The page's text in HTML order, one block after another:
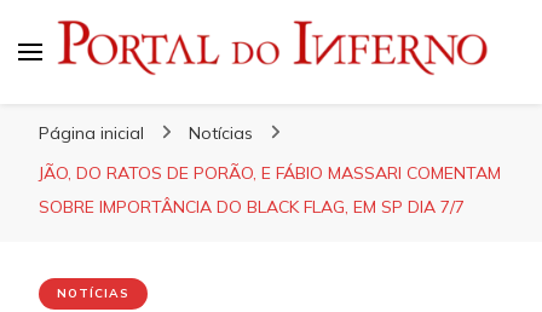
Página inicial
Notícias
JÃO, DO RATOS DE PORÃO, E FÁBIO MASSARI COMENTAM
SOBRE IMPORTÂNCIA DO BLACK FLAG, EM SP DIA 7/7
NOTÍCIAS